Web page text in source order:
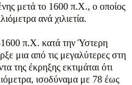
μετά το 1600 π.Χ., ο οποίος
ανά χιλιετία.
π.Χ. κατά την Ύστερη
μια από τις μεγαλύτερες στη
της έκρηξης εκτιμάται ότι
ισοδύναμα με 78 έως